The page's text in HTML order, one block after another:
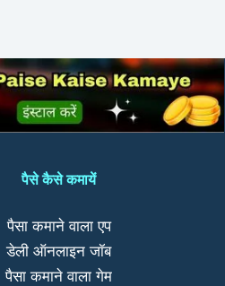
पैसे कैसे कमायें
पैसा कमाने वाला एप
डेली ऑनलाइन जॉब
पैसा कमाने वाला गेम